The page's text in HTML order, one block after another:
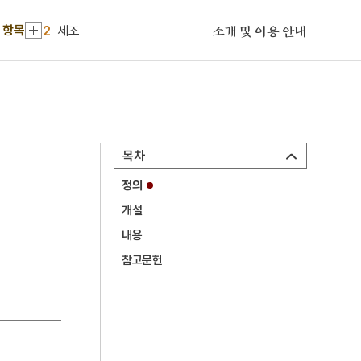
목
2 세조
3 삼성사
해동제국기
국군정보사령부
소개 및 이용 안내
목차
정의
개설
내용
참고문헌